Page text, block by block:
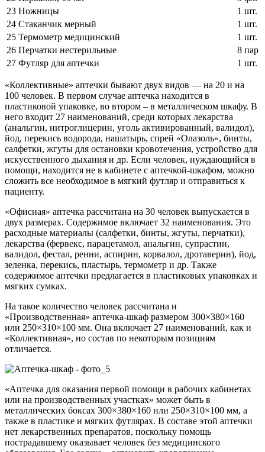
23 Ножницы
1 шт.
24 Стаканчик мерный
1 шт.
25 Термометр медицинский
1 шт.
26 Перчатки нестерильные
8 пар
27 Футляр для аптечки 1 шт.
«Коллективные» аптечки бывают двух видов — на 20 и на
100 человек. В первом случае аптечка находится в
пластиковой упаковке, во втором – в металлическом шкафу. В
него входит 27 наименований, среди которых лекарства
(анальгин, нитроглицерин, уголь активированный, валидол),
йод, перекись водорода, нашатырь, спрей «Олазоль», бинты,
салфетки, жгуты для остановки кровотечения, устройство для
искусственного дыхания и др. Если человек, нуждающийся в
помощи, находится не в кабинете с аптечкой-шкафом, можно
сложить все необходимое в мягкий футляр и отправиться к
пациенту.
«Офисная» аптечка рассчитана на 30 человек выпускается в
двух размерах. Содержимое включает 32 наименования. Это
расходные материалы (салфетки, бинты, жгуты, перчатки),
лекарства (фервекс, парацетамол, анальгин, супрастин,
валидол, фестал, ренни, аспирин, корвалол, дротаверин), йод,
зеленка, перекись, пластырь, термометр и др. Также
содержимое аптечки предлагается в пластиковых упаковках и
мягких сумках.
На такое количество человек рассчитана и
«Производственная» аптечка-шкаф размером 300×380×160
или 250×310×100 мм. Она включает 27 наименований, как и
«Коллективная», но состав по некоторым позициям
отличается.
«Аптечка для оказания первой помощи в рабочих кабинетах
или на производственных участках» может быть в
металлических боксах 300×380×160 или 250×310×100 мм, а
также в пластике и мягких футлярах. В составе этой аптечки
нет лекарственных препаратов, поскольку помощь
пострадавшему оказывает человек без медицинского